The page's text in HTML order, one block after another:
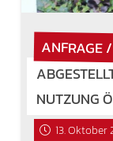
ANFRAGE
NUTZUNG
13. Oktober